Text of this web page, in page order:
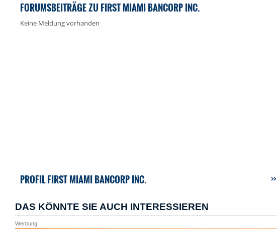
FORUMSBEITRÄGE ZU FIRST MIAMI BANCORP INC.
Keine Meldung vorhanden
PROFIL FIRST MIAMI BANCORP INC.